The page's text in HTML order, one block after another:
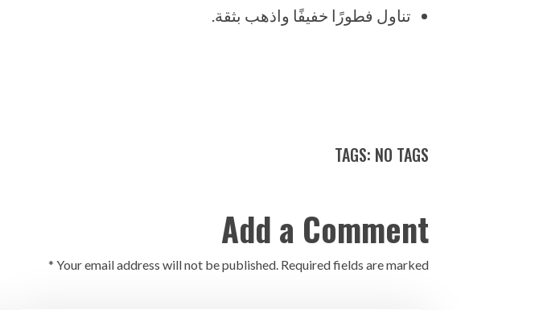
تناول فطورًا خفيفًا واذهب بثقة.
TAGS: NO TAGS
Add a Comment
Your email address will not be published. Required fields are marked *